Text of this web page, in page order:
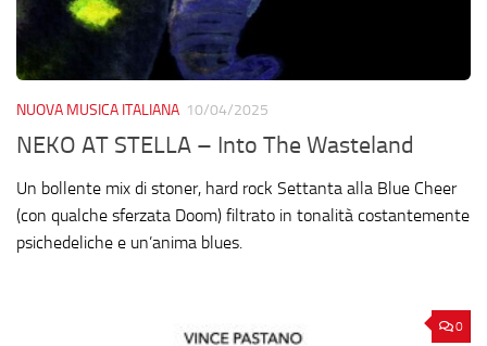
NUOVA MUSICA ITALIANA 10/04/2025
NEKO AT STELLA – Into The Wasteland
Un bollente mix di stoner, hard rock Settanta alla Blue Cheer
(con qualche sferzata Doom) filtrato in tonalità costantemente
psichedeliche e un’anima blues.
0